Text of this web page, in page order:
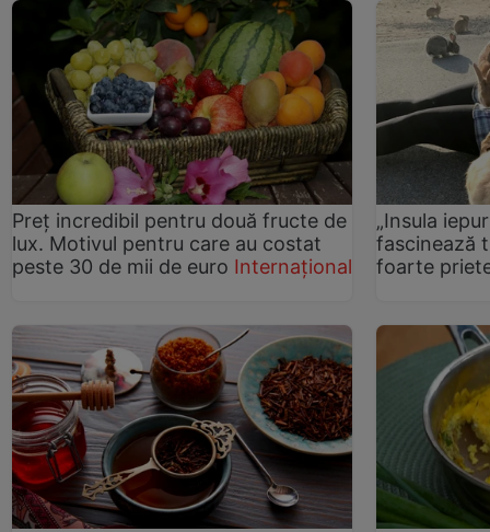
Preț incredibil pentru două fructe de
lux. Motivul pentru care au costat
peste 30 de mii de euro Internațional
„Insula
fascinează
foarte